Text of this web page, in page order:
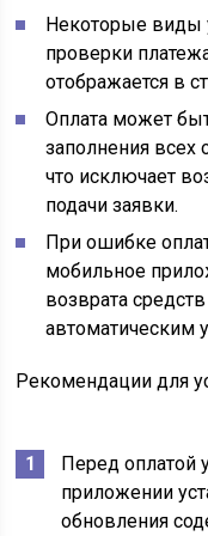
Некоторые виды
проверки
отображается в
Оплата может
заполнения всех
что исключает
подачи заявки.
При ошибке
мобильное
возврата
автоматическим
Рекомендации для
Перед оплатой
приложении
обновления